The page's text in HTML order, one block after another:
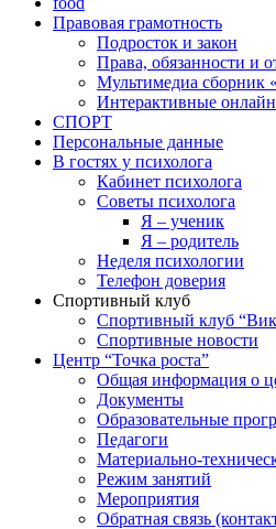
Правовая грамотность
Подросток и закон
Права, обязанности и
Мультимедиа сборник
Интерактивные
СПОРТ
Персональные данные
В гостях у психолога
Кабинет психолога
Советы психолога
Я – ученик
Я – родитель
Неделя психологии
Телефон доверия
Спортивный клуб
Спортивный клуб
Спортивные новости
Центр “Точка роста”
Общая информация о
Документы
Образовательные
Педагоги
Материально-
Режим занятий
Мероприятия
Обратная связь